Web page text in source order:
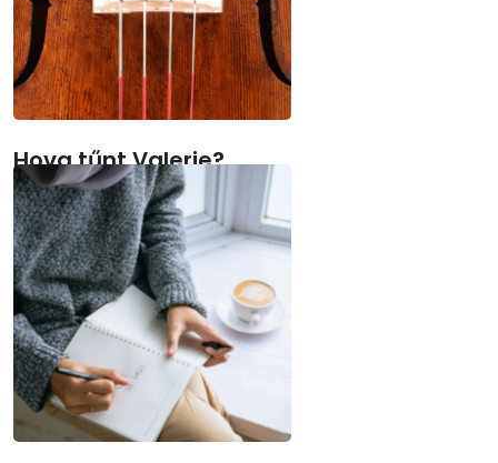
Hova tűnt Valerie?
- Nagybőgőn szeretnék játszani!
demedia.hu 2026.01.02.